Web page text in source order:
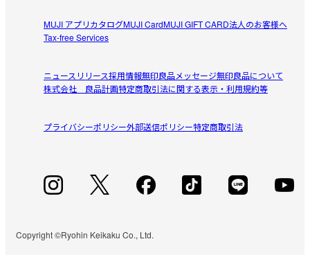
ごまプリン
色のバリエーションがもう少しほしい
少しレパートリーがあると嬉しいです。
参考になった（0人）
少しレパートリーがあると嬉しいです。
参考になった（0人）
MUJI アプリカタログMUJI CardMUJI GIFT CARD法人のお客様へ
Tax-free Services
ニュースリリース採用情報無印良品メッセージ無印良品について
株式会社 良品計画特定商取引法に関する表示・利用規約等
プライバシーポリシー外部送信ポリシー特定商取引法
Copyright ©Ryohin Keikaku Co., Ltd.